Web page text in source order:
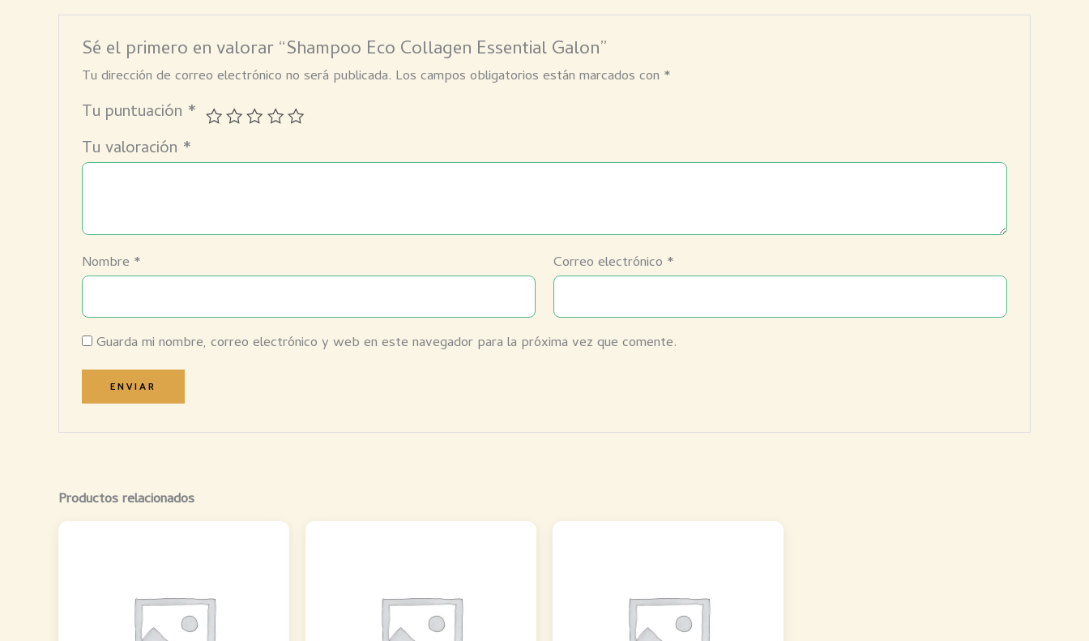
Sé el primero en valorar “Shampoo Eco Collagen Essential Galon”
Tu dirección de correo electrónico no será publicada. Los campos obligatorios están marcados con *
Tu puntuación *
Tu valoración *
Nombre * Correo electrónico *
Guarda mi nombre, correo electrónico y web en este navegador para la próxima vez que comente.
Productos relacionados